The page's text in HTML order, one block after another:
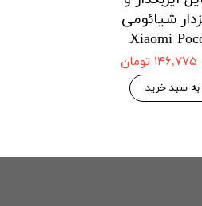
شیائومی
Xiaomi
۱۴۶,۷۷۵ تومان
به سبد خرید